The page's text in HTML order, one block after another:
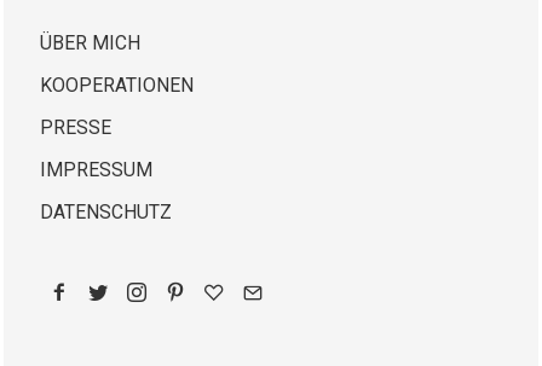
ÜBER MICH
KOOPERATIONEN
PRESSE
IMPRESSUM
DATENSCHUTZ